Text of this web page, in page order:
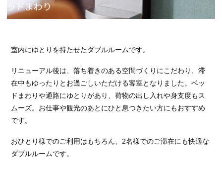
※You will be redirected to Choice Hotel International official
clicking each hotel name.
Rates and the membership program differ from Japanese website.
ッドまわり
室内にゆとりを持たせたダブルルームです。
リニューアル後は、落ち着きのある空間づくりにこだわり、滞
在中もゆったりとお過ごしいただける客室となりました。ベッ
ドまわりや通路にゆとりがあり、荷物の出し入れや身支度もス
ムーズ。お仕事や観光のあとにひと息つきたい方にもおすすめ
です。
おひとり様でのご利用はもちろん、2名様でのご滞在にも快適な
ダブルルームです。